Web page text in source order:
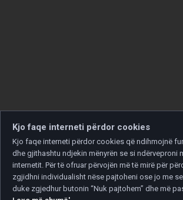
Kjo faqe interneti përdor cookies
Kjo faqe interneti përdor cookies që ndihmojnë
dhe gjithashtu ndjekin mënyrën se si ndërveproni
internetit. Për të ofruar përvojën më të mirë për
zgjidhni individualisht nëse pajtoheni ose jo me
duke zgjedhur butonin “Nuk pajtohem” dhe më